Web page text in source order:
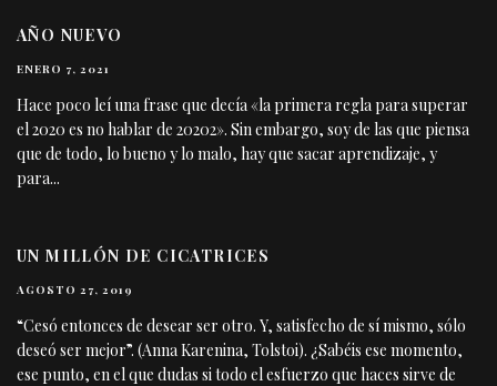
AÑO NUEVO
ENERO 7, 2021
Hace poco leí una frase que decía «la primera regla para superar
el 2020 es no hablar de 20202». Sin embargo, soy de las que piensa
que de todo, lo bueno y lo malo, hay que sacar aprendizaje, y
para...
UN MILLÓN DE CICATRICES
AGOSTO 27, 2019
“Cesó entonces de desear ser otro. Y, satisfecho de sí mismo, sólo
deseó ser mejor”. (Anna Karenina, Tolstoi). ¿Sabéis ese momento,
ese punto, en el que dudas si todo el esfuerzo que haces sirve de